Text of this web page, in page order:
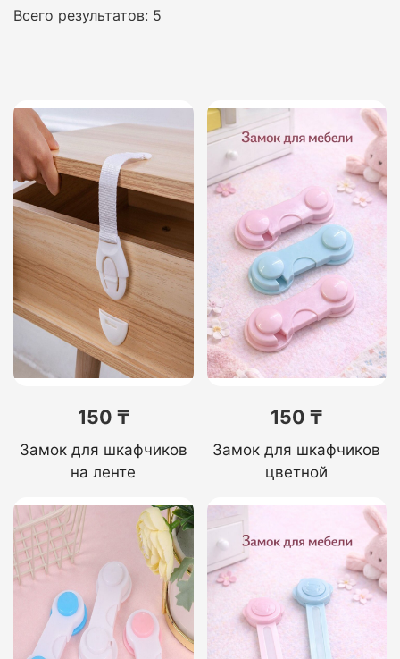
Всего результатов: 5
150 ₸
Замок для шкафчиков
на ленте
150 ₸
Замок для шкафчиков
цветной